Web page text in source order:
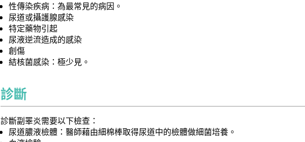
性傳染疾病：為最常見的病因。
尿道或攝護腺感染
特定藥物引起
尿液逆流造成的感染
創傷
結核菌感染：極少見。
診斷
診斷副睪炎需要以下檢查：
尿道膿液檢體：醫師藉由細棉棒取得尿道中的檢體做細菌培養。